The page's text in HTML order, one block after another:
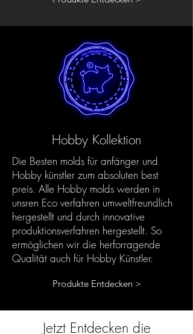
Hobby Kollektion
Die Besten molds für anfänger und
Hobby künstler zum absoluten best
preis. Alle Hobby molds werden in
unsren Eco verfahren umweltfreundlich
hergestellt und durch innovative
produktionsverfahren hergestellt. So
ermöglichen wir die herforragende
Qualität auch für Hobby Künstler.
Produkte Entdecken >
Jetzt Entdecken die